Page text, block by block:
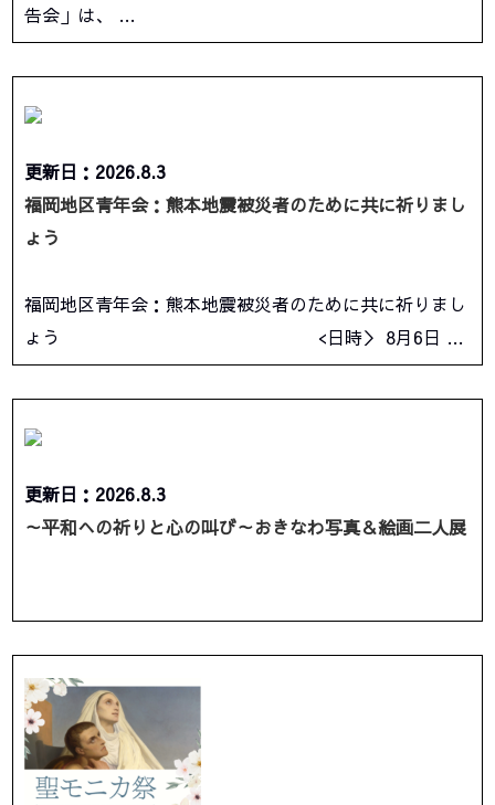
告会」は、 …
更新日：2026.8.3
福岡地区青年会：熊本地震被災者のために共に祈りまし
ょう
福岡地区青年会：熊本地震被災者のために共に祈りまし
ょう <日時＞ 8月6日 …
更新日：2026.8.3
～平和への祈りと心の叫び～おきなわ写真＆絵画二人展